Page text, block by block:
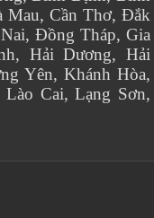
Mau, Cần Thơ, Đắk
Đồng Tháp, Gia
Hải Dương, Hải
Yên, Khánh Hòa,
Cai, Lạng Sơn,